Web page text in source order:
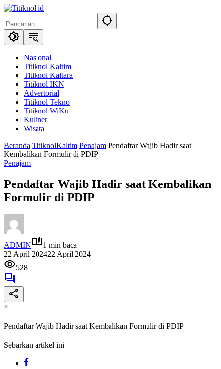
Langsung
konten
Nasional
Titiknol Kaltim
Titiknol Kaltara
Titiknol IKN
Advertorial
Titiknol Tekno
Titiknol WiKu
Kuliner
Wisata
Beranda TitiknolKaltim Penajam Pendaftar Wajib Hadir saat
Kembalikan Formulir di PDIP
Penajam
Pendaftar Wajib Hadir saat Kembalikan
Formulir di PDIP
ADMIN
1 min baca
22 April 202422 April 2024
528
×
Pendaftar Wajib Hadir saat Kembalikan Formulir di PDIP
Sebarkan artikel ini